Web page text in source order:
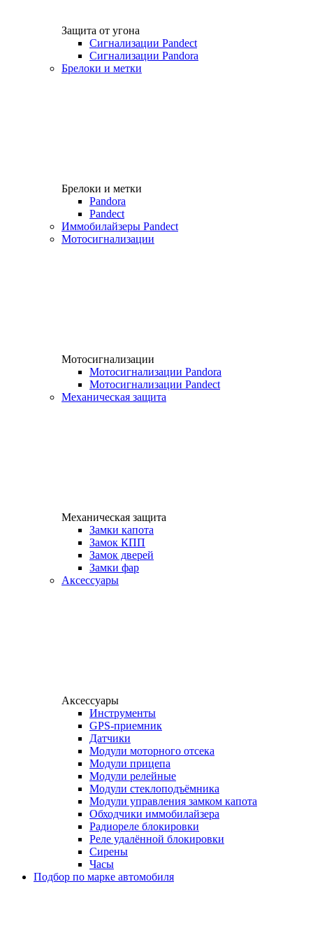
Защита от угона
Сигнализации Pandect
Сигнализации Pandora
Брелоки и метки
Брелоки и метки
Pandora
Pandect
Иммобилайзеры Pandect
Мотосигнализации
Мотосигнализации
Мотосигнализации Pandora
Мотосигнализации Pandect
Механическая защита
Механическая защита
Замки капота
Замок КПП
Замок дверей
Замки фар
Аксессуары
Аксессуары
Инструменты
GPS-приемник
Датчики
Модули моторного отсека
Модули прицепа
Модули релейные
Модули стеклоподъёмника
Модули управления замком капота
Обходчики иммобилайзера
Радиореле блокировки
Реле удалённой блокировки
Сирены
Часы
Подбор по марке автомобиля